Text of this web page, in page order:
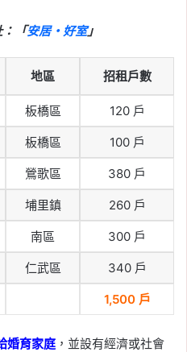
「安居・好室」
地區 招租戶數
板橋區 120 戶
板橋區 100 戶
鶯歌區 380 戶
埔里鎮 260 戶
南區 300 戶
仁武區 340 戶
1,500 戶
婚育家庭 ，並設有經濟或社會